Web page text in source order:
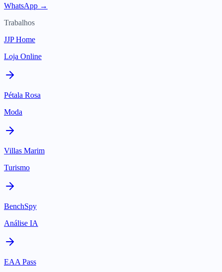
WhatsApp →
Trabalhos
JJP Home
Loja Online
Pétala Rosa
Moda
Villas Marim
Turismo
BenchSpy
Análise IA
EAA Pass